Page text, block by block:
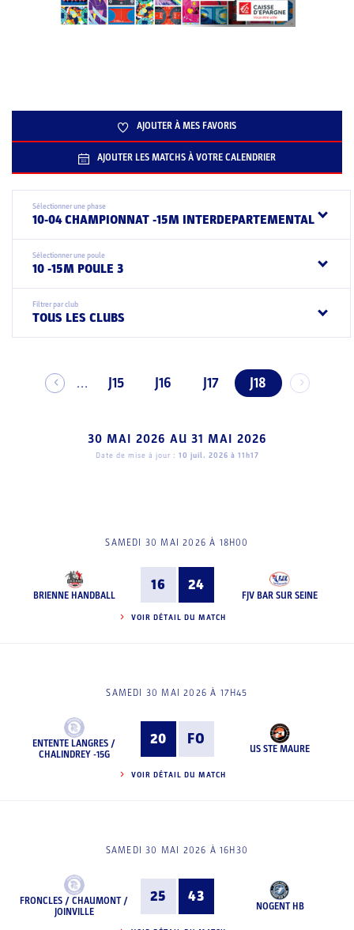
AJOUTER À MES FAVORIS
AJOUTER LES MATCHS À VOTRE CALENDRIER
Sélectionner une phase
10-04 CHAMPIONNAT -15M INTERDEPARTEMENTAL
Sélectionner une poule
10 -15M POULE 3
Filtrer par club
TOUS LES CLUBS
... J15 J16 J17 J18
30 MAI 2026 AU 31 MAI 2026
Date de mise à jour : 10 juil. 2026 à 11h17
SAMEDI 30 MAI 2026 À 18H00
BRIENNE HANDBALL
16 24
FJV BAR SUR SEINE
VOIR DÉTAIL DU MATCH
SAMEDI 30 MAI 2026 À 17H45
ENTENTE LANGRES /
CHALINDREY -15G
20 FO
US STE MAURE
VOIR DÉTAIL DU MATCH
SAMEDI 30 MAI 2026 À 16H30
FRONCLES / CHAUMONT /
JOINVILLE
25 43
NOGENT HB